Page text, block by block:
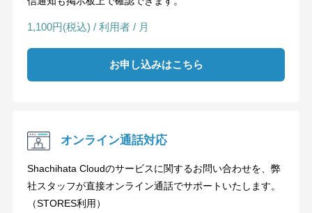
1,100円(税込) / 利用者 / 月
お申し込みはこちら
オンライン通話対応
Shachihata Cloudのサービスに関するお問い合わせを、弊
社スタッフが直接オンライン通話でサポートいたします。
（STORES利用）